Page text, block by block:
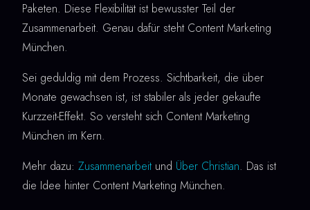
Paketen. Diese Flexibilität ist bewusster Teil der
Zusammenarbeit. Genau dafür steht Content Marketing
München.
Sei geduldig mit dem Prozess. Sichtbarkeit, die über
Monate gewachsen ist, ist stabiler als jeder gekaufte
Kurzzeit-Effekt. So versteht sich Content Marketing
München im Kern.
Mehr dazu: Zusammenarbeit und Über Christian. Das ist
die Idee hinter Content Marketing München.